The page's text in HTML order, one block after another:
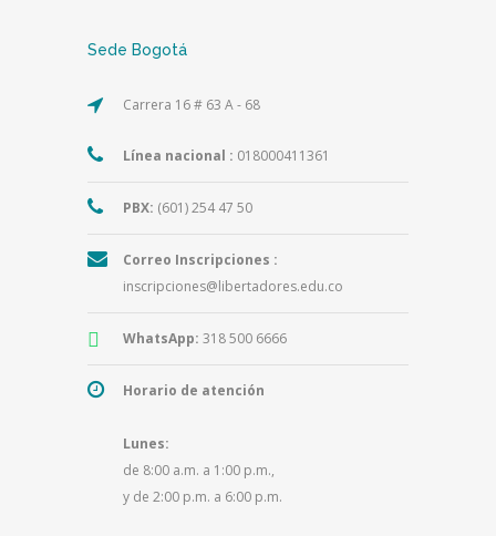
Sede Bogotá
Carrera 16 # 63 A - 68
Línea nacional : 018000411361
PBX: (601) 254 47 50
Correo Inscripciones :
inscripciones@libertadores.edu.co
WhatsApp: 318 500 6666
Horario de atención
Lunes:
de 8:00 a.m. a 1:00 p.m.,
y de 2:00 p.m. a 6:00 p.m.